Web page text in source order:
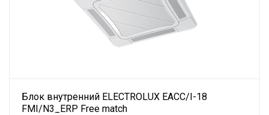
Блок внутренний ELECTROLUX EACC/I-18
FMI/N3_ERP Free match